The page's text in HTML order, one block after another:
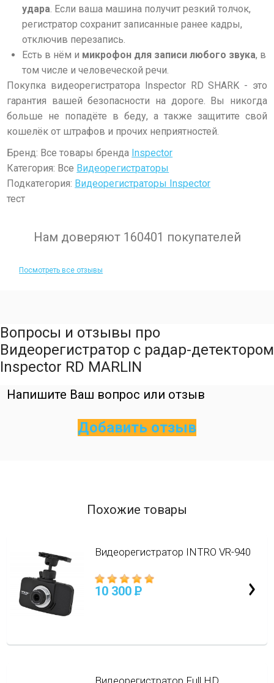
удара. Если ваша машина получит резкий толчок,
регистратор сохранит записанные ранее кадры,
отключив перезапись.
Есть в нём и микрофон для записи любого звука, в
том числе и человеческой речи.
Покупка видеорегистратора Inspector RD SHARK - это
гарантия вашей безопасности на дороге. Вы никогда
больше не попадёте в беду, а также защитите свой
кошелёк от штрафов и прочих неприятностей.
Бренд: Все товары бренда Inspector
Категория: Все Видеорегистраторы
Подкатегория: Видеорегистраторы Inspector
тест
Нам доверяют 160401 покупателей
Посмотреть все отзывы
Вопросы и отзывы про
Видеорегистратор с радар-детектором
Inspector RD MARLIN
Напишите Ваш вопрос или отзыв
Добавить отзыв
Похожие товары
Видеорегистратор INTRO VR-940
10 300 P
Видеорегистратор Full HD